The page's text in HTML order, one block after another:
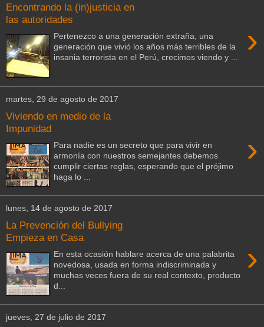
Encontrando la (in)justicia en
las autoridades
›
Pertenezco a una generación extraña, una
generación que vivió los años más terribles de la
insania terrorista en el Perú, crecimos viendo y ...
martes, 29 de agosto de 2017
Viviendo en medio de la
Impunidad
›
Para nadie es un secreto que para vivir en
armonía con nuestros semejantes debemos
cumplir ciertas reglas, esperando que el prójimo
haga lo ...
lunes, 14 de agosto de 2017
La Prevención del Bullying
Empieza en Casa
›
En esta ocasión hablare acerca de una palabrita
novedosa, usada en forma indiscriminada y
muchas veces fuera de su real contexto, producto
d...
jueves, 27 de julio de 2017